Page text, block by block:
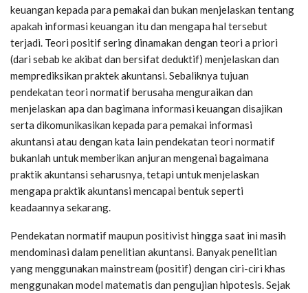
keuangan kepada para pemakai dan bukan menjelaskan tentang
apakah informasi keuangan itu dan mengapa hal tersebut
terjadi. Teori positif sering dinamakan dengan teori a priori
(dari sebab ke akibat dan bersifat deduktif) menjelaskan dan
memprediksikan praktek akuntansi. Sebaliknya tujuan
pendekatan teori normatif berusaha menguraikan dan
menjelaskan apa dan bagimana informasi keuangan disajikan
serta dikomunikasikan kepada para pemakai informasi
akuntansi atau dengan kata lain pendekatan teori normatif
bukanlah untuk memberikan anjuran mengenai bagaimana
praktik akuntansi seharusnya, tetapi untuk menjelaskan
mengapa praktik akuntansi mencapai bentuk seperti
keadaannya sekarang.
Pendekatan normatif maupun positivist hingga saat ini masih
mendominasi dalam penelitian akuntansi. Banyak penelitian
yang menggunakan mainstream (positif) dengan ciri-ciri khas
menggunakan model matematis dan pengujian hipotesis. Sejak